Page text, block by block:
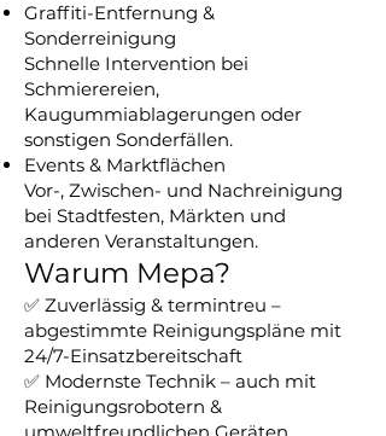
Graffiti-Entfernung &
Sonderreinigung
Schnelle Intervention bei
Schmierereien,
Kaugummiablagerungen oder
sonstigen Sonderfällen.
Events & Marktflächen
Vor-, Zwischen- und Nachreinigung
bei Stadtfesten, Märkten und
anderen Veranstaltungen.
Warum Mepa?
✅ Zuverlässig & termintreu –
abgestimmte Reinigungspläne mit
24/7-Einsatzbereitschaft
✅ Modernste Technik – auch mit
Reinigungsrobotern &